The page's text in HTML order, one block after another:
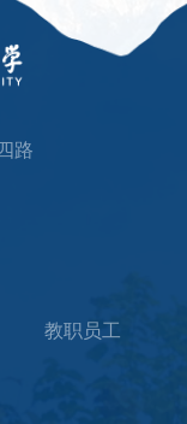
路
教职员工